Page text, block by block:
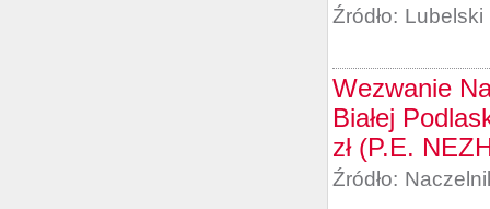
Źródło: Lubelski
Wezwanie
Białej
zł (P.E.
Źródło: